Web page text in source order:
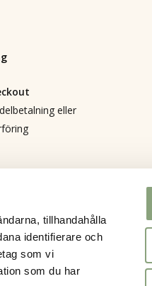
tillhandahålla
identifierare och
som vi
som du har
eller